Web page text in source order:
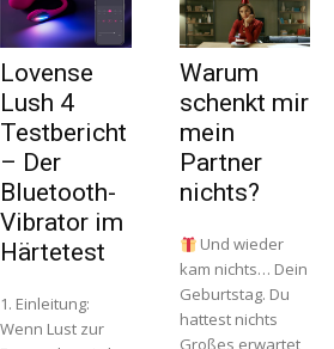
Lovense
Lush 4
Testbericht
– Der
Bluetooth-
Vibrator im
Härtetest
1. Einleitung:
Wenn Lust zur
Warum
schenkt mir
mein
Partner
nichts?
Und wieder
kam nichts… Dein
Geburtstag. Du
hattest nichts
Großes erwartet